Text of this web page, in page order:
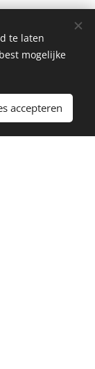
te laten
mogelijke
accepteren